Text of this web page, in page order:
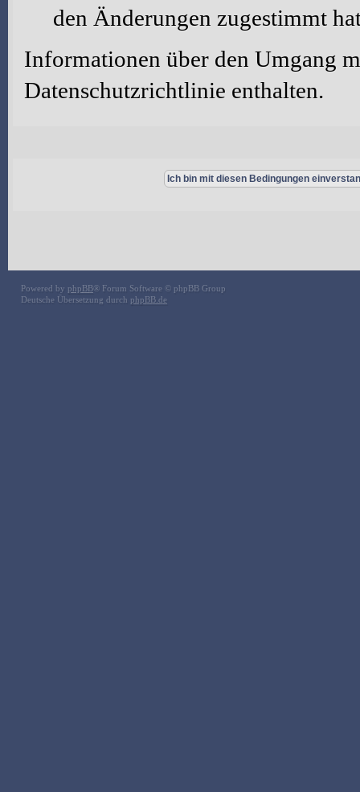
den Änderungen zugestimmt
Informationen über den Umgang
Datenschutzrichtlinie enthalten.
Powered by phpBB® Forum Software © phpBB Group
Deutsche Übersetzung durch phpBB.de